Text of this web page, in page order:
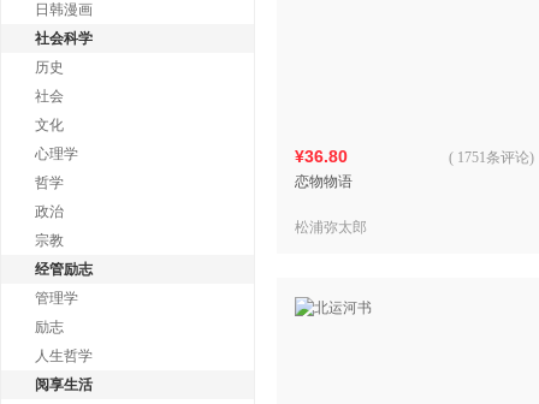
日韩漫画
社会科学
历史
社会
文化
心理学
哲学
政治
宗教
经管励志
管理学
励志
人生哲学
阅享生活
¥36.80
恋物物语
( 1751条评论)
松浦弥太郎